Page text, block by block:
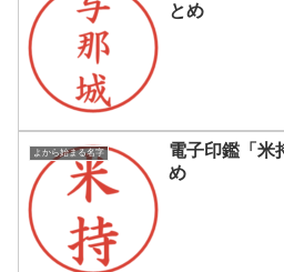
とめ
よから始まる名字
電子印鑑「米
め